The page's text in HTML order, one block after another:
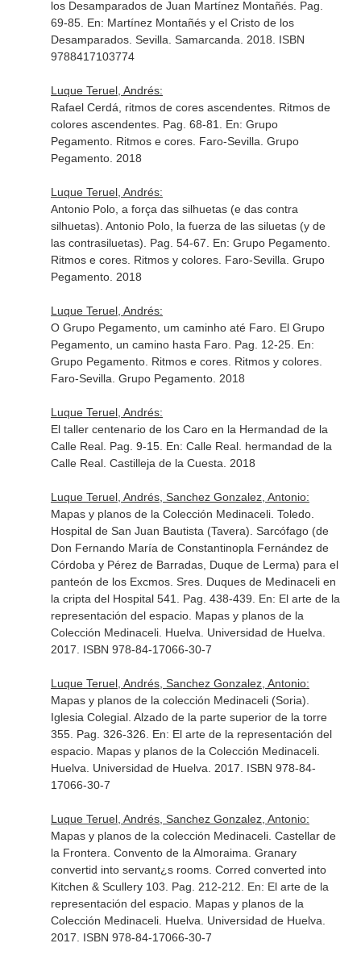
los Desamparados de Juan Martínez Montañés. Pag.
69-85. En: Martínez Montañés y el Cristo de los
Desamparados. Sevilla. Samarcanda. 2018. ISBN
9788417103774
Luque Teruel, Andrés:
Rafael Cerdá, ritmos de cores ascendentes. Ritmos de
colores ascendentes. Pag. 68-81. En: Grupo
Pegamento. Ritmos e cores. Faro-Sevilla. Grupo
Pegamento. 2018
Luque Teruel, Andrés:
Antonio Polo, a força das silhuetas (e das contra
silhuetas). Antonio Polo, la fuerza de las siluetas (y de
las contrasiluetas). Pag. 54-67. En: Grupo Pegamento.
Ritmos e cores. Ritmos y colores. Faro-Sevilla. Grupo
Pegamento. 2018
Luque Teruel, Andrés:
O Grupo Pegamento, um caminho até Faro. El Grupo
Pegamento, un camino hasta Faro. Pag. 12-25. En:
Grupo Pegamento. Ritmos e cores. Ritmos y colores.
Faro-Sevilla. Grupo Pegamento. 2018
Luque Teruel, Andrés:
El taller centenario de los Caro en la Hermandad de la
Calle Real. Pag. 9-15. En: Calle Real. hermandad de la
Calle Real. Castilleja de la Cuesta. 2018
Luque Teruel, Andrés, Sanchez Gonzalez, Antonio:
Mapas y planos de la Colección Medinaceli. Toledo.
Hospital de San Juan Bautista (Tavera). Sarcófago (de
Don Fernando María de Constantinopla Fernández de
Córdoba y Pérez de Barradas, Duque de Lerma) para el
panteón de los Excmos. Sres. Duques de Medinaceli en
la cripta del Hospital 541. Pag. 438-439. En: El arte de la
representación del espacio. Mapas y planos de la
Colección Medinaceli. Huelva. Universidad de Huelva.
2017. ISBN 978-84-17066-30-7
Luque Teruel, Andrés, Sanchez Gonzalez, Antonio:
Mapas y planos de la colección Medinaceli (Soria).
Iglesia Colegial. Alzado de la parte superior de la torre
355. Pag. 326-326. En: El arte de la representación del
espacio. Mapas y planos de la Colección Medinaceli.
Huelva. Universidad de Huelva. 2017. ISBN 978-84-
17066-30-7
Luque Teruel, Andrés, Sanchez Gonzalez, Antonio:
Mapas y planos de la colección Medinaceli. Castellar de
la Frontera. Convento de la Almoraima. Granary
convertid into servant¿s rooms. Corred converted into
Kitchen & Scullery 103. Pag. 212-212. En: El arte de la
representación del espacio. Mapas y planos de la
Colección Medinaceli. Huelva. Universidad de Huelva.
2017. ISBN 978-84-17066-30-7